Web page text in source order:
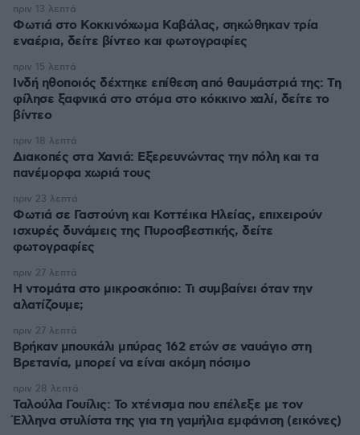
Φωτιά στο Κοκκινόχωμα Καβάλας, σηκώθηκαν τρία
εναέρια, δείτε βίντεο και φωτογραφίες
πριν 13 λεπτά
Ινδή ηθοποιός δέχτηκε επίθεση από θαυμάστριά της: Τη
φίλησε ξαφνικά στο στόμα στο κόκκινο χαλί, δείτε το
βίντεο
πριν 15 λεπτά
Διακοπές στα Χανιά: Εξερευνώντας την πόλη και τα
πανέμορφα χωριά τους
πριν 18 λεπτά
Φωτιά σε Γαστούνη και Κοττέικα Ηλείας, επιχειρούν
ισχυρές δυνάμεις της Πυροσβεστικής, δείτε
φωτογραφίες
πριν 23 λεπτά
Η ντομάτα στο μικροσκόπιο: Τι συμβαίνει όταν την
αλατίζουμε;
πριν 27 λεπτά
Βρήκαν μπουκάλι μπύρας 162 ετών σε ναυάγιο στη
Βρετανία, μπορεί να είναι ακόμη πόσιμο
πριν 27 λεπτά
Ταλούλα Γουίλις: Το χτένισμα που επέλεξε με τον
Έλληνα στυλίστα της για τη γαμήλια εμφάνιση (εικόνες)
πριν 28 λεπτά